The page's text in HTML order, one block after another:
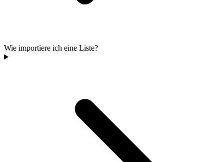
Wie importiere ich eine Liste?